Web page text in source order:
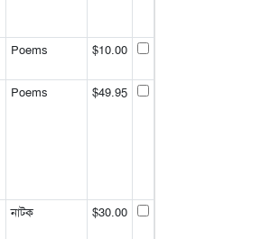
Poems $10.00
Poems $49.95
নাটক $30.00